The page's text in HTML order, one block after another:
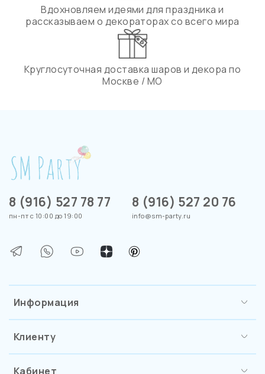
Вдохновляем идеями для праздника и
рассказываем о декораторах со всего мира
Круглосуточная доставка шаров и декора по
Москве / МО
Информация
Клиенту
Кабинет
8 (916) 527 78 77
пн-пт с 10:00 до 19:00
8 (916) 527 20 76
info@sm-party.ru